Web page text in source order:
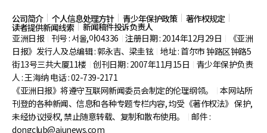
公司简介 个人信息处理方针 青少年保护政策 著作权规定
读者提供新闻线索
新闻稿件投诉负责人
亚洲日报
刊号 : 서울,아04336 注册日期 : 2014年12月29日
《亚洲
日报》发行人及总编辑 : 郭永吉、梁圭铉 地址 : 首尔市钟路区钟路5
街13号三共大厦11楼 创刊日期 : 2007年11月15日
青少年保护负责
人 : 王海纳 电话 : 02-739-2171
《亚洲日报》将遵守互联网新闻委员会制定的伦理纲领。
本网站所
刊登的各种新闻、信息和各种专题专栏内容, 均受《著作权法》 保护,
未经协议授权, 禁止随意转载、复制和散布使用。
邮件 :
dongclub@ajunews.com